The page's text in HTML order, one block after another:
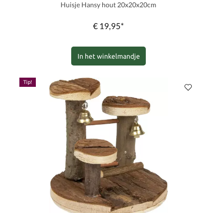
Huisje Hansy hout 20x20x20cm
€ 19,95*
In het winkelmandje
Tip!